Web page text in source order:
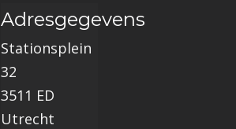
Adresgegevens
Stationsplein
32
3511 ED
Utrecht